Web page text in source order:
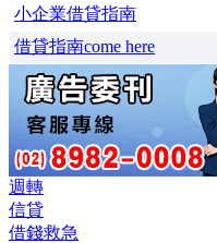
小企業借貸指南
借貸指南come here
週轉
信貸
借錢救急